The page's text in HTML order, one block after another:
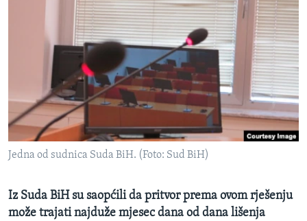
SLOBODA MEDIJA
ŽENSKA STRANA
IZBJEGLIČKA STRANA
MAGAZIN
O GLASU AMERIKE
Learning English
Jedna od sudnica Suda BiH. (Foto: Sud BiH)
Iz Suda BiH su saopćili da pritvor prema ovom rješenju
može trajati najduže mjesec dana od dana lišenja